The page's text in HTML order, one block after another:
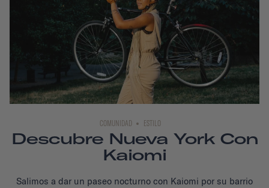
COMUNIDAD ESTILO
Descubre Nueva York Con
Kaiomi
Salimos a dar un paseo nocturno con Kaiomi por su barrio